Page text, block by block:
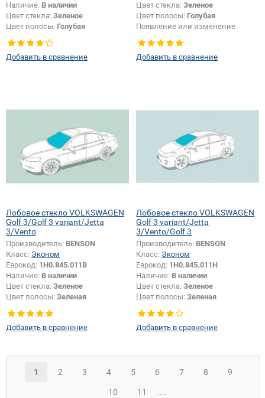
Наличие: В наличии
Цвет стекла: Зеленое
Цвет полосы: Голубая
Добавить в сравнение
Цвет стекла:Зеленое
Цвет полосы: Голубая
Появление или изменение
крепления зеркала:
Добавить в сравнение
Лобовое стекло VOLKSWAGEN
Golf 3/Golf 3 variant/Jetta
3/Vento
Производитель: BENSON
Класс: Эконом
Еврокод: 1H0.845.011B
Наличие: В наличии
Цвет стекла: Зеленое
Цвет полосы: Зеленая
Добавить в сравнение
Лобовое стекло VOLKSWAGEN
Golf 3 variant/Jetta
3/Vento/Golf 3
Производитель: BENSON
Класс: Эконом
Еврокод: 1H0.845.011H
Наличие: В наличии
Цвет стекла:Зеленое
Цвет полосы:Зеленая
крепления зеркала:
Добавить в сравнение
1 2 3 4 5 6 7 8 9
10 11 ....